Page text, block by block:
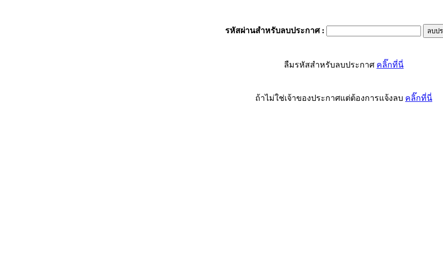
รหัสผ่านสำหรับลบประกาศ:
ลืมรหัสสำหรับลบประกาศ คลิ๊กที่นี่
ถ้าไม่ใช่เจ้าของประกาศแต่ต้องการแจ้งลบ คลิ๊กที่นี่